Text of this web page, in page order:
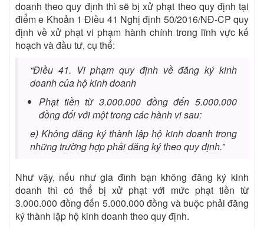
doanh theo quy định thì sẽ bị xử phạt theo quy định tại
điểm e Khoản 1 Điều 41 Nghị định 50/2016/NĐ-CP quy
định về xử phạt vi phạm hành chính trong lĩnh vực kế
hoạch và đầu tư, cụ thể:
“Điều 41. Vi phạm quy định về đăng ký kinh
doanh của hộ kinh doanh
Phạt tiền từ 3.000.000 đồng đến 5.000.000
đồng đối với một trong các hành vi sau:
e) Không đăng ký thành lập hộ kinh doanh trong
những trường hợp phải đăng ký theo quy định.”
Như vậy, nếu như gia đình bạn không đăng ký kinh
doanh thì có thể bị xử phạt với mức phạt tiền từ
3.000.000 đồng đến 5.000.000 đồng và buộc phải đăng
ký thành lập hộ kinh doanh theo quy định.